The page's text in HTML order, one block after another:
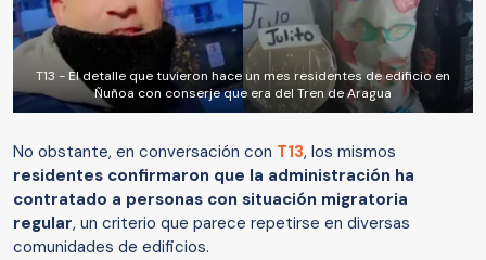
T13 - El detalle que tuvieron hace un mes residentes de edificio en
Ñuñoa con conserje que era del Tren de Aragua
No obstante, en conversación con T13, los mismos
residentes confirmaron que la administración ha
contratado a personas con situación migratoria
regular, un criterio que parece repetirse en diversas
comunidades de edificios.